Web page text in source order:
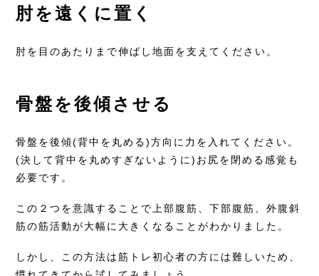
肘を遠くに置く
肘を目のあたりまで伸ばし地面を支えてください。
骨盤を後傾させる
骨盤を後傾(背中を丸める)方向に力を入れてください。
(決して背中を丸めすぎないように)お尻を閉める感覚も
必要です。
この２つを意識することで上部腹筋、下部腹筋、外腹斜
筋の筋活動が大幅に大きくなることがわかりました。
しかし、この方法は筋トレ初心者の方には難しいため、